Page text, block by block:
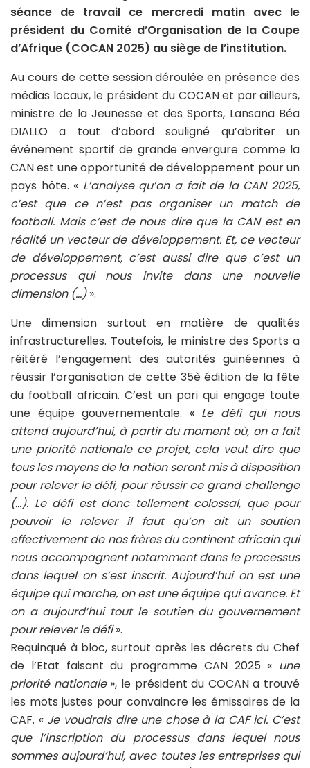
séance de travail ce mercredi matin avec le
président du Comité d’Organisation de la Coupe
d’Afrique (COCAN 2025) au siège de l’institution.
Au cours de cette session déroulée en présence des
médias locaux, le président du COCAN et par ailleurs,
ministre de la Jeunesse et des Sports, Lansana Béa
DIALLO a tout d’abord souligné qu’abriter un
événement sportif de grande envergure comme la
CAN est une opportunité de développement pour un
pays hôte. « L’analyse qu’on a fait de la CAN 2025,
c’est que ce n’est pas organiser un match de
football. Mais c’est de nous dire que la CAN est en
réalité un vecteur de développement. Et, ce vecteur
de développement, c’est aussi dire que c’est un
processus qui nous invite dans une nouvelle
dimension (…)».
Une dimension surtout en matière de qualités
infrastructurelles. Toutefois, le ministre des Sports a
réitéré l’engagement des autorités guinéennes à
réussir l’organisation de cette 35è édition de la fête
du football africain. C’est un pari qui engage toute
une équipe gouvernementale. « Le défi qui nous
attend aujourd’hui, à partir du moment où, on a fait
une priorité nationale ce projet, cela veut dire que
tous les moyens de la nation seront mis à disposition
pour relever le défi, pour réussir ce grand challenge
(…). Le défi est donc tellement colossal, que pour
pouvoir le relever il faut qu’on ait un soutien
effectivement de nos frères du continent africain qui
nous accompagnent notamment dans le processus
dans lequel on s’est inscrit. Aujourd’hui on est une
équipe qui marche, on est une équipe qui avance. Et
on a aujourd’hui tout le soutien du gouvernement
pour relever le défi».
Requinqué à bloc, surtout après les décrets du Chef
de l’Etat faisant du programme CAN 2025 « une
priorité nationale», le président du COCAN a trouvé
les mots justes pour convaincre les émissaires de la
CAF. « Je voudrais dire une chose à la CAF ici. C’est
que l’inscription du processus dans lequel nous
sommes aujourd’hui, avec toutes les entreprises qui